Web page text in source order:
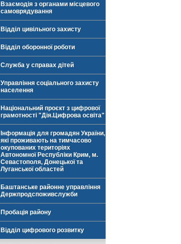
Взаємодія з органами місцевого
самоврядування
Відділ цивільного захисту
Відділ оборонної роботи
Служба у справах дітей
Управління соціального захисту
населення
Національний проєкт з цифрової
грамотності "Дія.Цифрова освіта"
Інформація для громадян України,
які проживають на тимчасово
окупованих територіях
Автономної Республіки Крим, м.
Севастополя, Донецької та
Луганської областей
Баштанське районне управління
Держпродспоживслужби
Пробація району
Відділ цифрового розвитку